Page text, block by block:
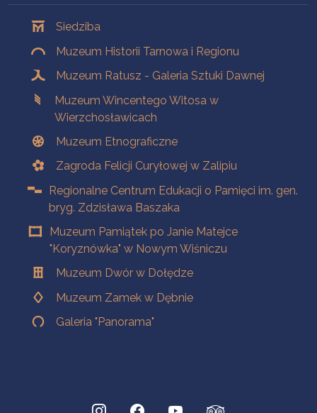
Siedziba
Muzeum Historii Tarnowa i Regionu
Muzeum Ratusz - Galeria Sztuki Dawnej
Muzeum Wincentego Witosa w
Wierzchosławicach
Muzeum Etnograficzne
Zagroda Felicji Curyłowej w Zalipiu
Regionalne Centrum Edukacji o Pamięci im. gen.
bryg. Zdzisława Baszaka
Muzeum Pamiątek po Janie Matejce
"Koryznówka" w Nowym Wiśniczu
Muzeum Dwór w Dołędze
Muzeum Zamek w Dębnie
Galeria "Panorama"